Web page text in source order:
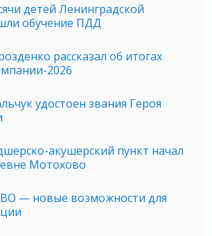
детей Ленинградской
обучение ПДД
рассказал об итогах
2026
удостоен звания Героя
акушерский пункт начал
Мотохово
— новые возможности для